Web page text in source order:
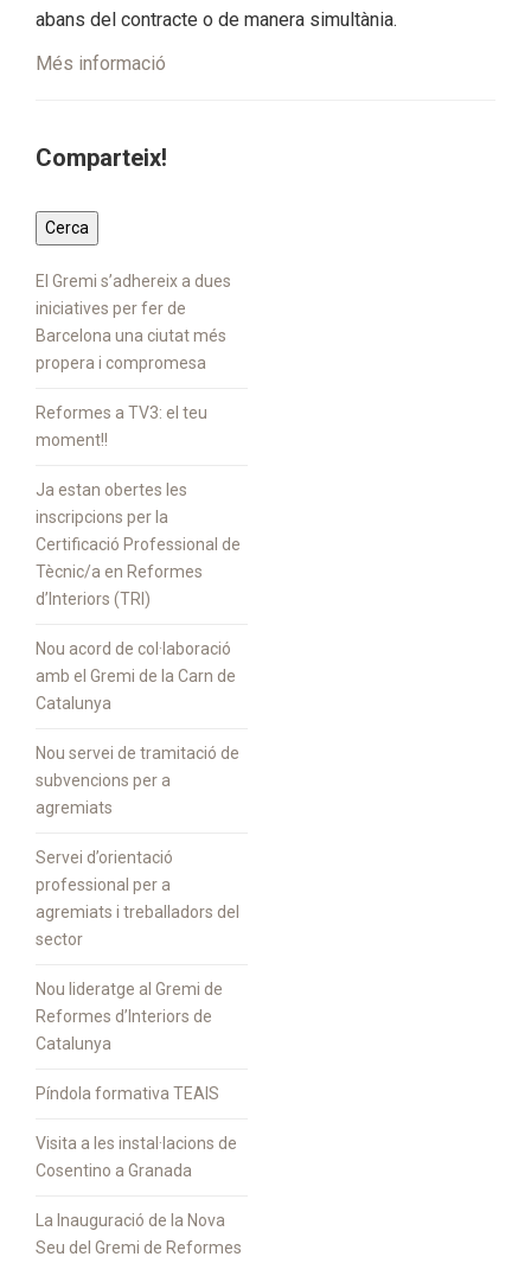
abans del contracte o de manera simultània.
Més informació
Comparteix!
El Gremi s’adhereix a dues
iniciatives per fer de
Barcelona una ciutat més
propera i compromesa
Reformes a TV3: el teu
moment!!
Ja estan obertes les
inscripcions per la
Certificació Professional de
Tècnic/a en Reformes
d’Interiors (TRI)
Nou acord de col·laboració
amb el Gremi de la Carn de
Catalunya
Nou servei de tramitació de
subvencions per a
agremiats
Servei d’orientació
professional per a
agremiats i treballadors del
sector
Nou lideratge al Gremi de
Reformes d’Interiors de
Catalunya
Píndola formativa TEAIS
Visita a les instal·lacions de
Cosentino a Granada
La Inauguració de la Nova
Seu del Gremi de Reformes